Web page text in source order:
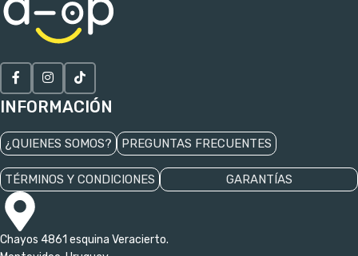
INFORMACIÓN
¿QUIENES SOMOS? PREGUNTAS FRECUENTES
TÉRMINOS Y CONDICIONES GARANTÍAS
Chayos 4861 esquina Veracierto.